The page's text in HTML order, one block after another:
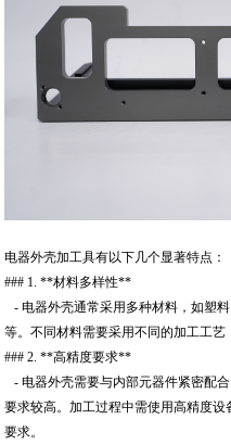
电器外壳加工具有以下几个显著特点：
### 1. **材料多样性**
- 电器外壳通常采用多种材料，如塑
等。不同材料需要采用不同的加工工艺
### 2. **高精度要求**
- 电器外壳需要与内部元器件紧密配
要求较高。加工过程中需使用高精度
要求。